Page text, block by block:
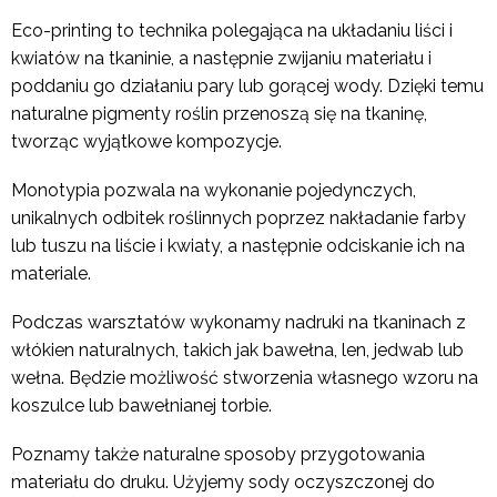
Eco-printing to technika polegająca na układaniu liści i
kwiatów na tkaninie, a następnie zwijaniu materiału i
poddaniu go działaniu pary lub gorącej wody. Dzięki temu
naturalne pigmenty roślin przenoszą się na tkaninę,
tworząc wyjątkowe kompozycje.
Monotypia pozwala na wykonanie pojedynczych,
unikalnych odbitek roślinnych poprzez nakładanie farby
lub tuszu na liście i kwiaty, a następnie odciskanie ich na
materiale.
Podczas warsztatów wykonamy nadruki na tkaninach z
włókien naturalnych, takich jak bawełna, len, jedwab lub
wełna. Będzie możliwość stworzenia własnego wzoru na
koszulce lub bawełnianej torbie.
Poznamy także naturalne sposoby przygotowania
materiału do druku. Użyjemy sody oczyszczonej do